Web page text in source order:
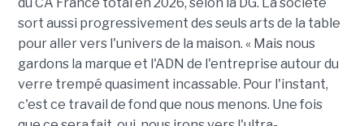
sort aussi progressivement des seuls arts de la table
pour aller vers l'univers de la maison. « Mais nous
gardons la marque et l'ADN de l'entreprise autour du
verre trempé quasiment incassable. Pour l'instant,
c'est ce travail de fond que nous menons. Une fois